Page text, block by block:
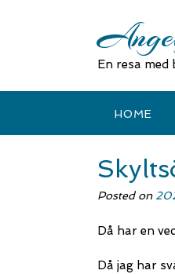
En resa med
HOME
Posted on
Då har en
Då jag har